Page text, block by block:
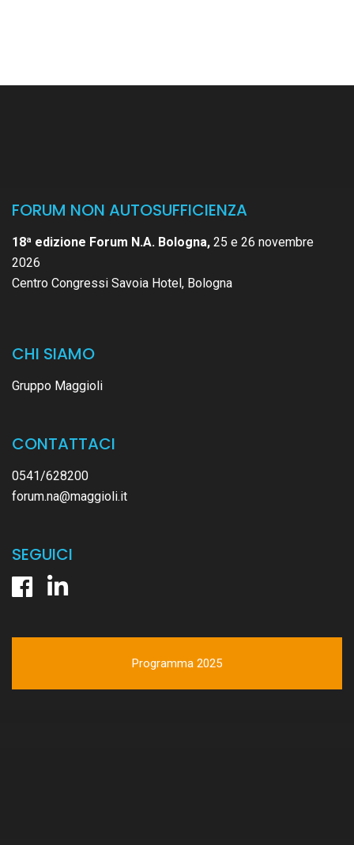
FORUM NON AUTOSUFFICIENZA
18ª edizione Forum N.A. Bologna, 25 e 26 novembre
2026
Centro Congressi Savoia Hotel, Bologna
CHI SIAMO
Gruppo Maggioli
CONTATTACI
0541/628200
forum.na@maggioli.it
SEGUICI
Programma 2025